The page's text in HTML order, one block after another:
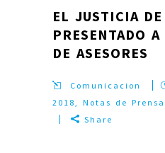
EL JUSTICIA
PRESENTADO
DE ASESORES
Comunicacion
2018,Notas de Prensa
Share